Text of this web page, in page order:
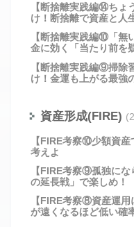
【断捨離実践編⑭ちょ
け！断捨離で資産と人
【断捨離実践編⑩「無
金に効く「当たり前を
【断捨離実践編⑨掃除
け！金運も上がる最強
資産形成(FIRE)
【FIRE考察⑩少額資
考えよ
【FIRE考察⑨孤独に
の延長戦」で楽しめ！
【FIRE考察⑧資産運
が遠くなるほど低い